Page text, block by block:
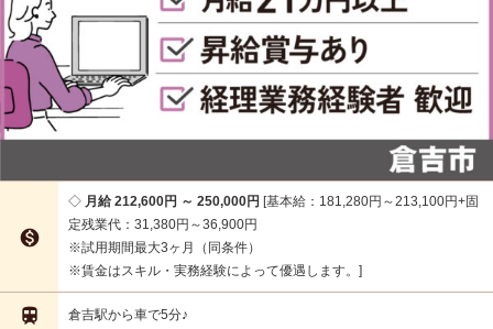

月給 212,600円 ～ 250,000円 基本給：181,280円～213,100円+固
定残業代：31,380円～36,900円
※試用期間最大3ヶ月（同条件）
※賃金はスキル・実務経験によって優遇します。
 倉吉駅から車で5分♪